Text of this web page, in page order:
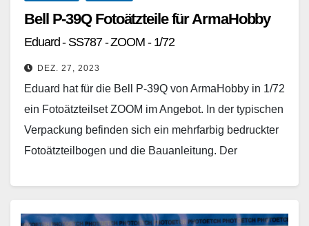
Bell P-39Q Fotoätzteile für ArmaHobby
Eduard - SS787 - ZOOM - 1/72
DEZ. 27, 2023
Eduard hat für die Bell P-39Q von ArmaHobby in 1/72
ein Fotoätzteilset ZOOM im Angebot. In der typischen
Verpackung befinden sich ein mehrfarbig bedruckter
Fotoätzteilbogen und die Bauanleitung. Der